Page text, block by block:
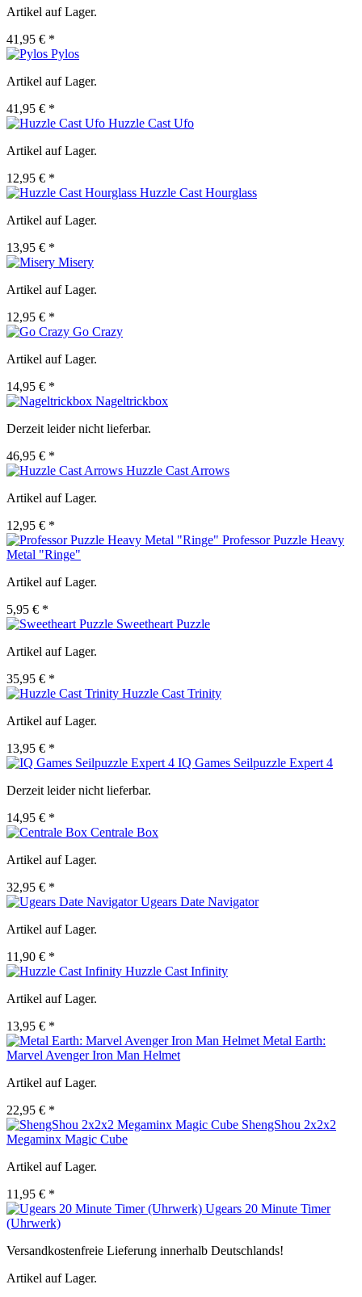
Artikel auf Lager.
41,95 € *
Pylos
Artikel auf Lager.
41,95 € *
Huzzle Cast Ufo
Artikel auf Lager.
12,95 € *
Huzzle Cast Hourglass
Artikel auf Lager.
13,95 € *
Misery
Artikel auf Lager.
12,95 € *
Go Crazy
Artikel auf Lager.
14,95 € *
Nageltrickbox
Derzeit leider nicht lieferbar.
46,95 € *
Huzzle Cast Arrows
Artikel auf Lager.
12,95 € *
Professor Puzzle Heavy
Metal "Ringe"
Artikel auf Lager.
5,95 € *
Sweetheart Puzzle
Artikel auf Lager.
35,95 € *
Huzzle Cast Trinity
Artikel auf Lager.
13,95 € *
IQ Games Seilpuzzle Expert 4
Derzeit leider nicht lieferbar.
14,95 € *
Centrale Box
Artikel auf Lager.
32,95 € *
Ugears Date Navigator
Artikel auf Lager.
11,90 € *
Huzzle Cast Infinity
Artikel auf Lager.
13,95 € *
Metal Earth:
Marvel Avenger Iron Man Helmet
Artikel auf Lager.
22,95 € *
ShengShou 2x2x2
Megaminx Magic Cube
Artikel auf Lager.
11,95 € *
Ugears 20 Minute Timer
(Uhrwerk)
Versandkostenfreie Lieferung innerhalb Deutschlands!
Artikel auf Lager.